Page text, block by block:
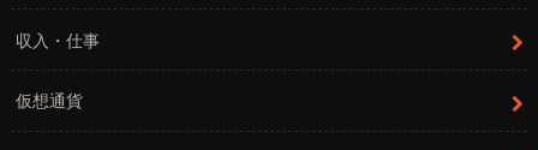
収入・仕事
仮想通貨